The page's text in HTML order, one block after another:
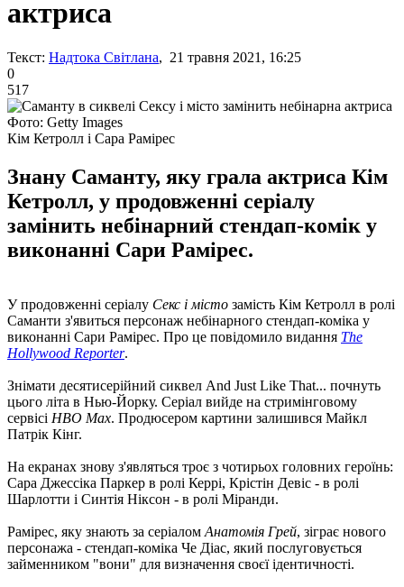
актриса
Текст: Надтока Світлана, 21 травня 2021, 16:25
0
517
Фото: Getty Images
Кім Кетролл і Сара Рамірес
Знану Саманту, яку грала актриса Кім
Кетролл, у продовженні серіалу
замінить небінарний стендап-комік у
виконанні Сари Рамірес.
У продовженні серіалу Секс і місто замість Кім Кетролл в ролі
Саманти з'явиться персонаж небінарного стендап-коміка у
виконанні Сари Рамірес. Про це повідомило видання The
Hollywood Reporter.
Знімати десятисерійний сиквел And Just Like That... почнуть
цього літа в Нью-Йорку. Серіал вийде на стримінговому
сервісі HBO Max. Продюсером картини залишився Майкл
Патрік Кінг.
На екранах знову з'являться троє з чотирьох головних героїнь:
Сара Джессіка Паркер в ролі Керрі, Крістін Девіс - в ролі
Шарлотти і Синтія Ніксон - в ролі Міранди.
Рамірес, яку знають за серіалом Анатомія Грей, зіграє нового
персонажа - стендап-коміка Че Діас, який послуговується
займенником "вони" для визначення своєї ідентичності.